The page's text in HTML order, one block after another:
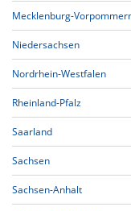
Mecklenburg-
Niedersachsen
Nordrhein-Westfalen
Rheinland-Pfalz
Saarland
Sachsen
Sachsen-Anhalt